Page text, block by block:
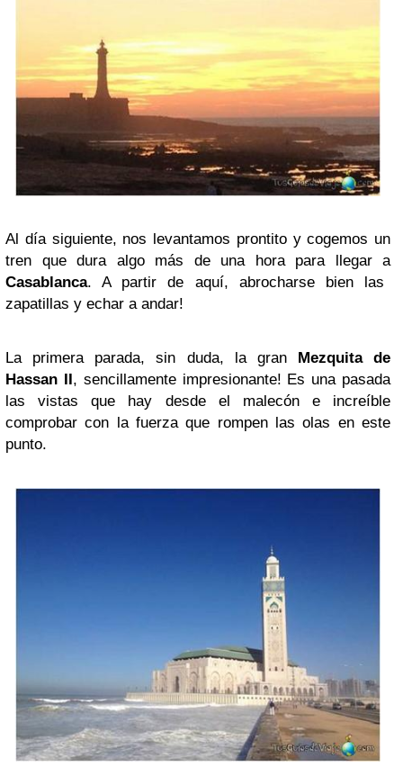
Al día siguiente, nos levantamos prontito y cogemos un
tren que dura algo más de una hora para llegar a
Casablanca. A partir de aquí, abrocharse bien las
zapatillas y echar a andar!
La primera parada, sin duda, la gran
Mezquita de
Hassan II , sencillamente impresionante! Es una pasada
las vistas que hay desde el malecón e increíble
comprobar con la fuerza que rompen las olas en este
punto.